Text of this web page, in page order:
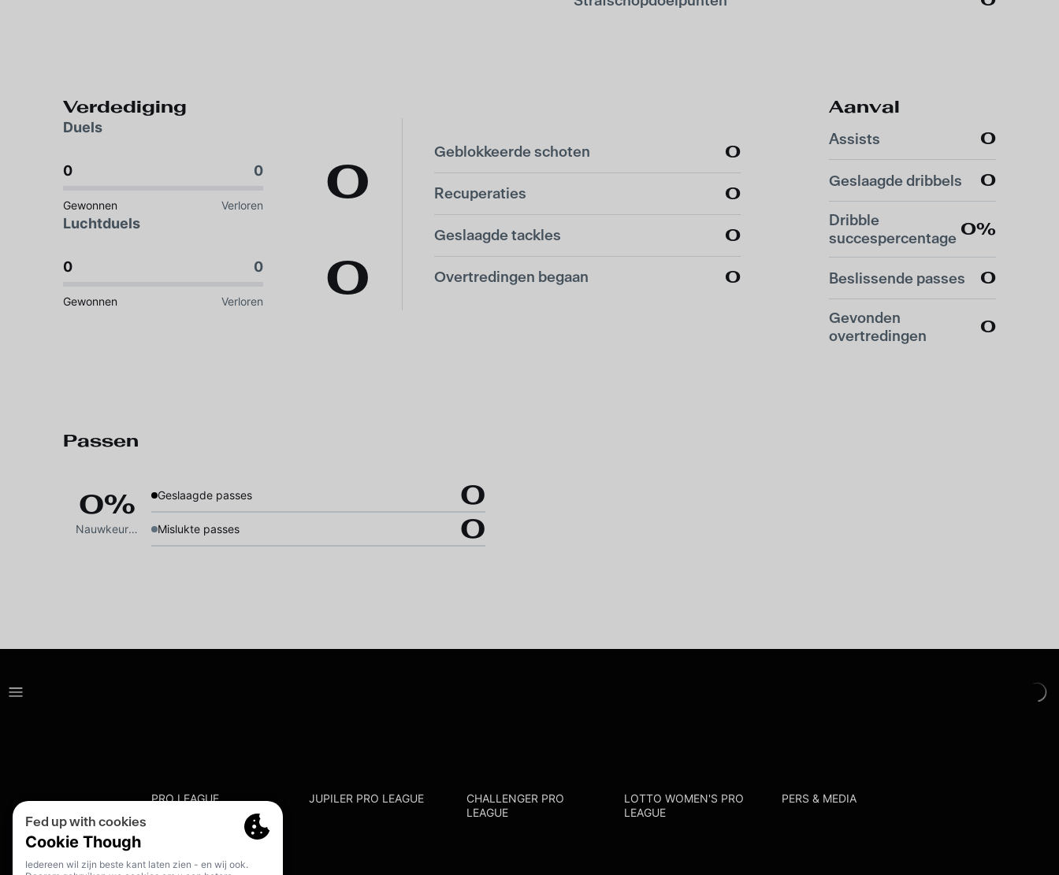
Aanval
Assists 0
Geslaagde dribbels 0
Dribble
succespercentage 0%
Beslissende passes 0
Gevonden
overtredingen
0
Verdediging
Duels
0 0
Gewonnen Verloren 0
Luchtduels
0 0
Gewonnen Verloren 0
Geblokkeerde schoten 0
Recuperaties 0
Geslaagde tackles 0
Overtredingen begaan 0
Passen
0%
Nauwkeurigheid
Geslaagde passes 0
Mislukte passes 0
PRO LEAGUE JUPILER PRO LEAGUE
CHALLENGER PRO
LEAGUE
LOTTO WOMEN'S PRO
LEAGUE
PERS & MEDIA